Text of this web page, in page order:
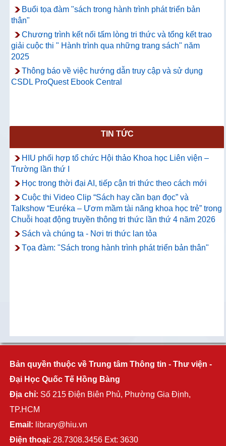
Buổi tọa đàm "sách trong hành trình phát triển bản
thân"
Chương trình kết nối tấm lòng tri thức và tổng kết trao
giải cuộc thi " Hành trình qua những trang sách" năm
2025
Thông báo về việc hướng dẫn truy cập và sử dụng
CSDL ProQuest Ebook Central
TIN TỨC
HIU phối hợp tổ chức Hội thảo Khoa học Liên viện –
Trường lần thứ I
Học trong thời đại AI, tiếp cận tri thức theo cách mới
Cuộc thi Video Clip “Sách hay cần bạn đọc” và
Talkshow “Euréka – Ươm mầm tài năng khoa học trẻ” trong
Chuỗi hoạt động truyền thông tri thức lần thứ 4 năm 2026
Sách và chúng ta - Nơi tri thức lan tỏa
Tọa đàm: "Sách trong hành trình phát triển bản thân"
Bản quyền thuộc về Trung tâm Thông tin - Thư viện -
Đại Học Quốc Tế Hồng Bàng
Địa chỉ: Số 215 Điện Biên Phủ, Phường Gia Định,
TP.HCM
Email: library@hiu.vn
Điện thoại: 28.7308.3456 Ext: 3630